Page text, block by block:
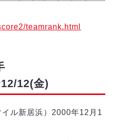
teamrank.html
12(金)
ル新居浜）2000年12月1